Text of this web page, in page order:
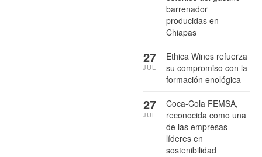
barrenador
producidas en
Chiapas
Ethica Wines refuerza
su compromiso con la
formación enológica
27
JUL
Coca-Cola FEMSA,
reconocida como una
de las empresas
líderes en
sostenibilidad
27
JUL